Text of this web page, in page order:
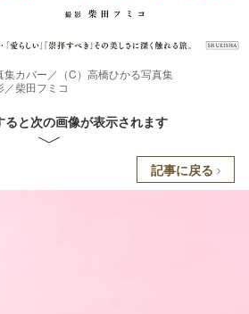
カバー／（C）高橋ひかる写真集
／柴田フミコ
ると次の画像が表示されます
記事に戻る